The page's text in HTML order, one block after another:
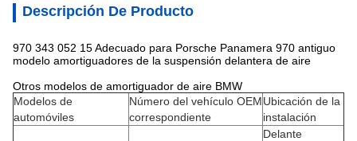
Descripción De Producto
970 343 052 15 Adecuado para Porsche Panamera 970 antiguo
modelo amortiguadores de la suspensión delantera de aire
Otros modelos de amortiguador de aire BMW
Modelos de
automóviles
Número del vehículo OEM
correspondiente
Ubicación de la
instalación
Delante